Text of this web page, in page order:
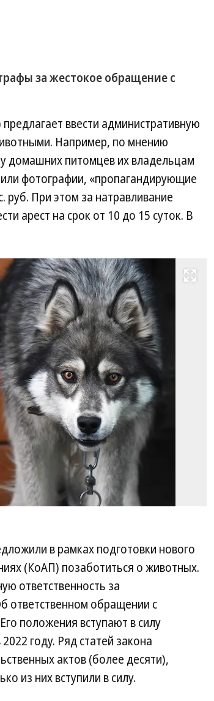
за жестокое обращение с
ввести административную
Например, по мнению
домашних питомцев их владельцам
фотографии, «пропагандирующие
При этом за натравливание
арест на срок от 10 до 15 суток. В
Развернуть на весь экран
в рамках подготовки нового
(КоАП) позаботиться о животных.
ответственность за
ответственном обращении с
положения вступают в силу
году. Ряд статей закона
актов (более десяти),
из них вступили в силу.